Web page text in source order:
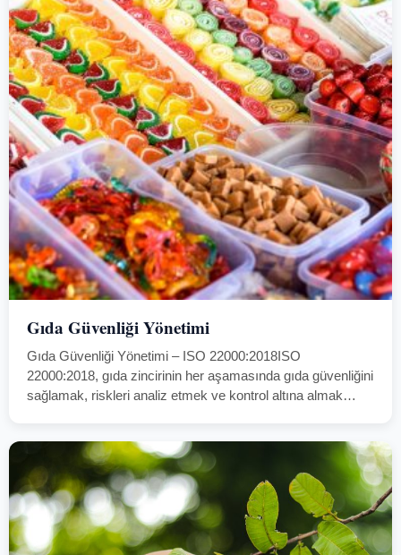
Gıda Güvenliği Yönetimi
Gıda Güvenliği Yönetimi – ISO 22000:2018ISO
22000:2018, gıda zincirinin her aşamasında gıda güvenliğini
sağlamak, riskleri analiz etmek ve kontrol altına almak
güvenli, izlenebilir…